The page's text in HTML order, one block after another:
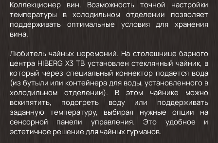
Коллекционер вин. Возможность точной настройки
температуры в холодильном отделении позволяет
поддерживать оптимальные условия для хранения
вина.
Любитель чайных церемоний. На столешнице барного
центра HIBERG X3 TB установлен стеклянный чайник, в
который через специальный коннектор подается вода
(из бутыли или контейнера для воды, установленного в
холодильном отделении). В этом чайнике можно
вскипятить, подогреть воду или поддерживать
заданную температуру, выбирая нужные опции на
сенсорной панели управления. Это удобное и
эстетичное решение для чайных гурманов.